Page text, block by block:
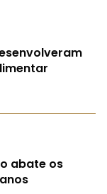
abate os